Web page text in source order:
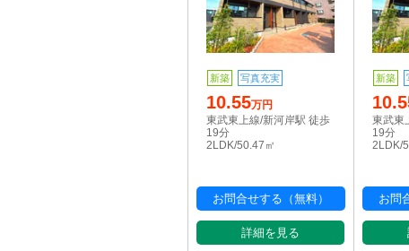
新築 写真充実
10.55万円
東武東上線/新河岸駅 徒歩
19分
2LDK/50.47㎡
お問合せする（無料）
詳細を見る
新築
東武東
19分
2LDK/
お問